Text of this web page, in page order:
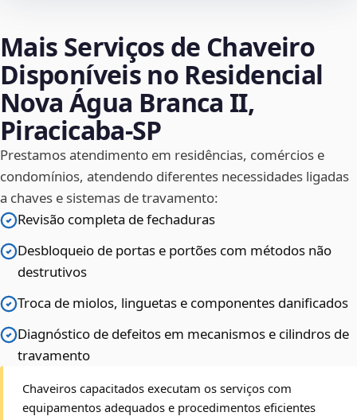
Mais Serviços de Chaveiro
Disponíveis no Residencial
Nova Água Branca II,
Piracicaba‑SP
Prestamos atendimento em residências, comércios e
condomínios, atendendo diferentes necessidades ligadas
a chaves e sistemas de travamento:
Revisão completa de fechaduras
Desbloqueio de portas e portões com métodos não
destrutivos
Troca de miolos, linguetas e componentes danificados
Diagnóstico de defeitos em mecanismos e cilindros de
travamento
Chaveiros capacitados executam os serviços com
equipamentos adequados e procedimentos eficientes